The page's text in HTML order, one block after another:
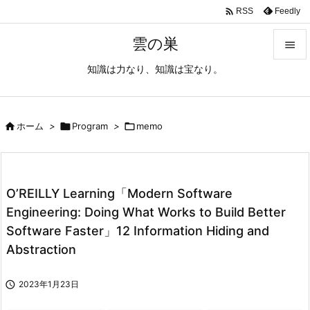
雲の巣
知識は力なり、知識は宝なり。


 RSS Feedly
ホーム > Program > memo
O’REILLY Learning「Modern Software
Engineering: Doing What Works to Build Better
Software Faster」12 Information Hiding and
Abstraction
 2023年1月23日